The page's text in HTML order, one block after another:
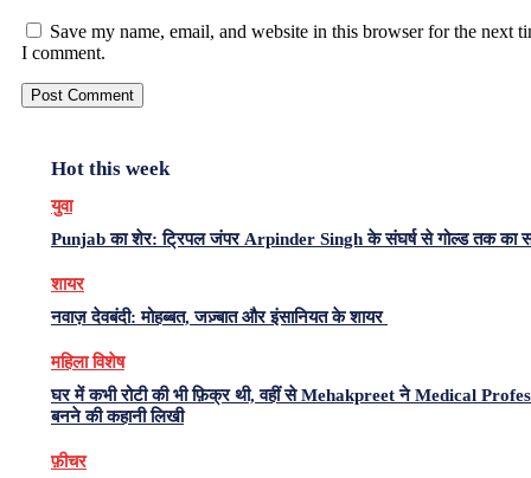
Save my name, email, and website in this browser for the next
I comment.
Hot this week
युवा
Punjab का शेर: ट्रिपल जंपर Arpinder Singh के संघर्ष से गोल्ड तक का
शायर
नवाज़ देवबंदी: मोहब्बत, जज़्बात और इंसानियत के शायर
महिला विशेष
घर में कभी रोटी की भी फ़िक्र थी, वहीं से Mehakpreet ने Medical
बनने की कहानी लिखी
फ़ीचर